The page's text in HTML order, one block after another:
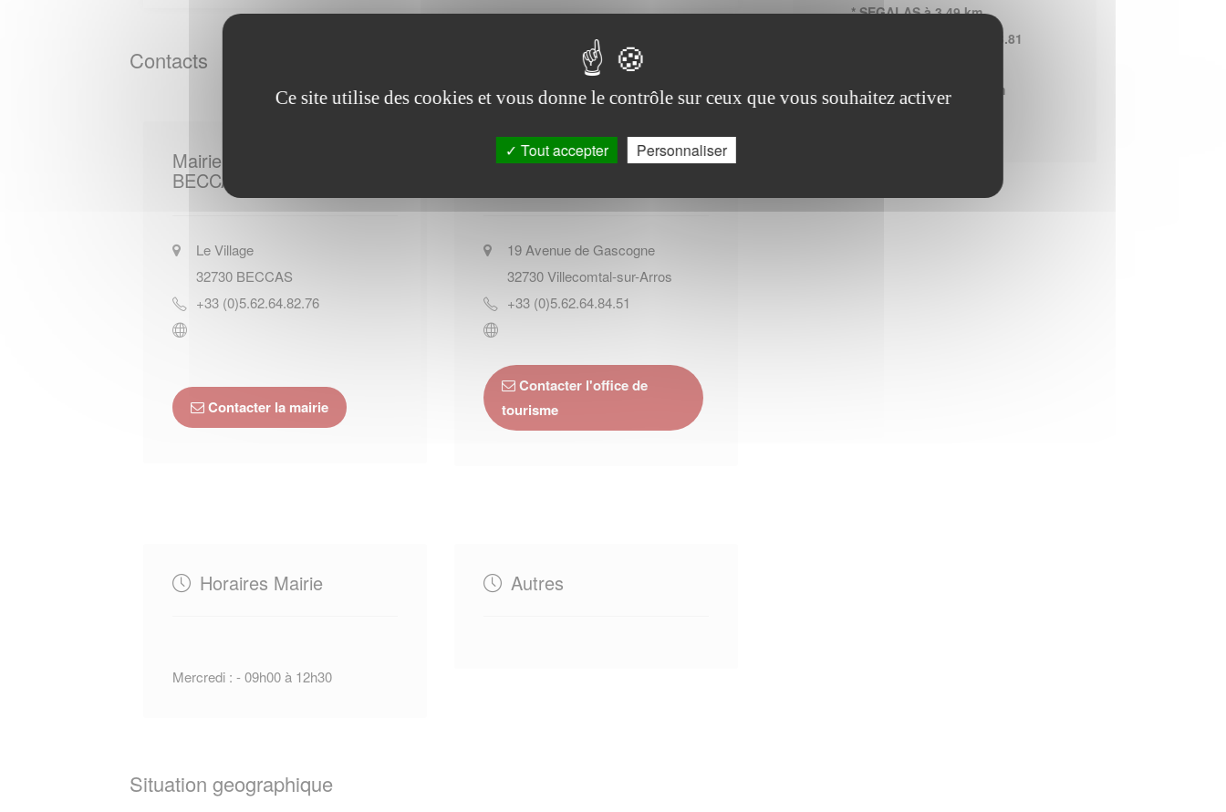
Contacts
Mairie de
BECCAS
Le Village
32730 BECCAS
+33 (0)5.62.64.82.76
Contacter la mairie
Office de tourisme de
19 Avenue de Gascogne
32730Villecomtal-sur-Arros
+33 (0)5.62.64.84.51
Contacter l'office de
tourisme
Horaires Mairie
Mercredi : - 09h00 à 12h30
Autres
Situation geographique
* SEGALAS à 3.49 km
* BLOUSSON SERIAN à 3.81
* MONFAUCON à 4.00 km
Ce site utilise des cookies et vous donne le contrôle sur ceux que vous souhaitez activer
Tout accepter Personnaliser